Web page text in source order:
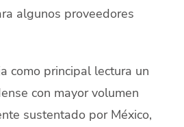
algunos proveedores
como principal lectura un
con mayor volumen
sustentado por México,